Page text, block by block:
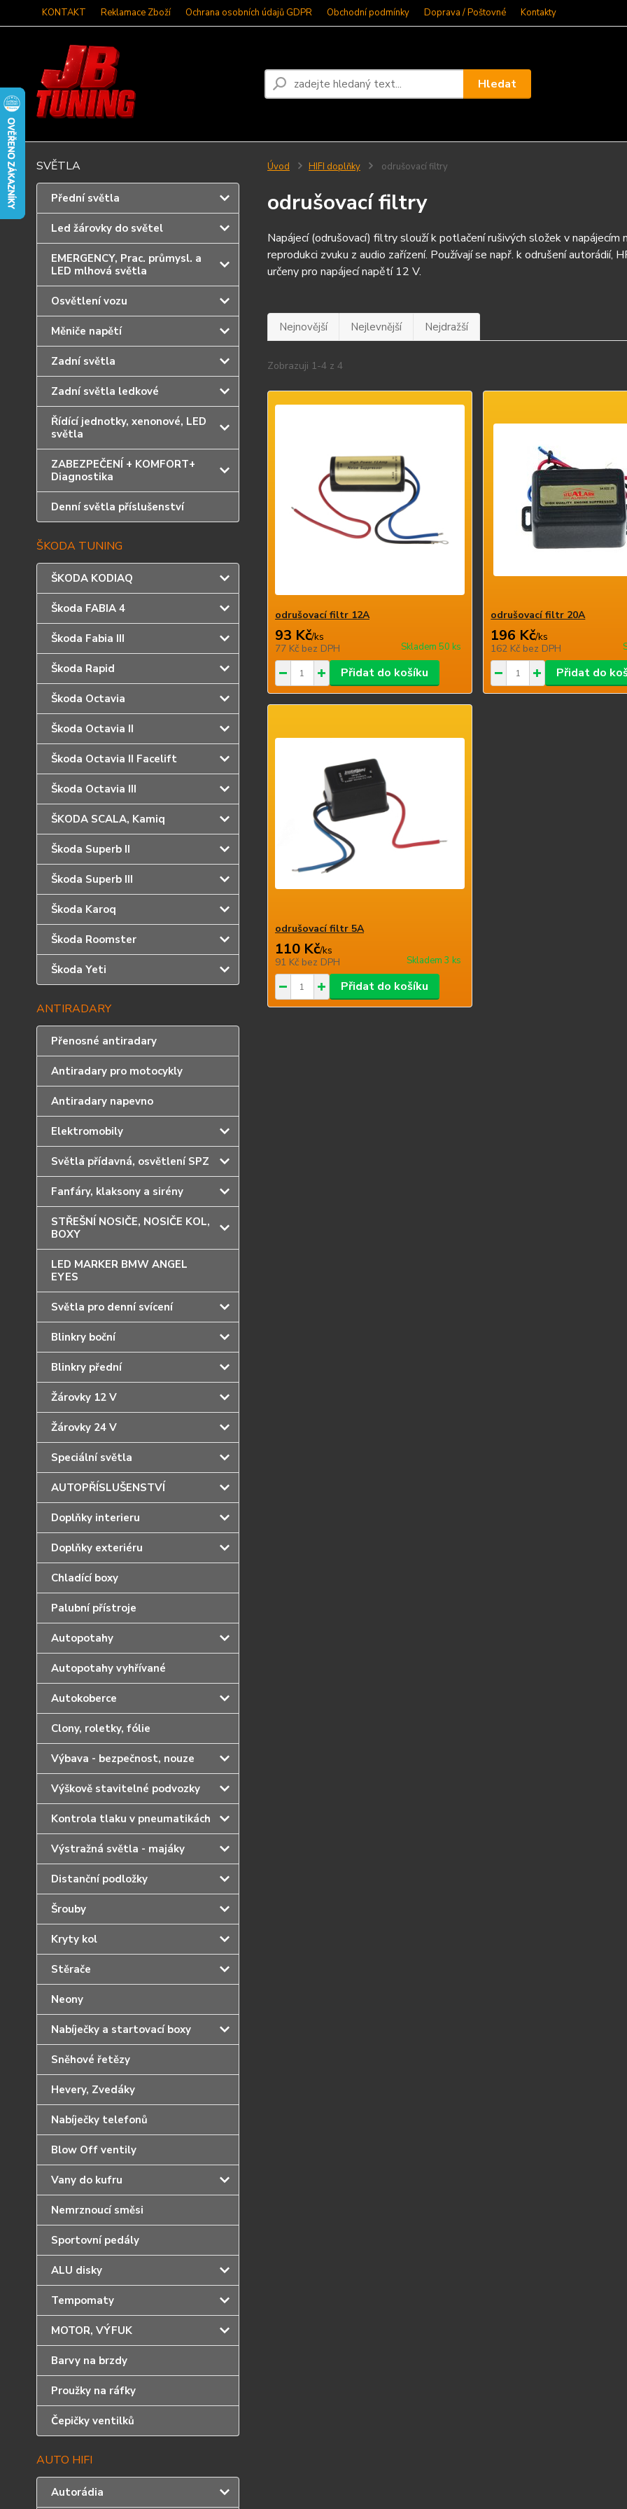
KONTAKT Reklamace Zboží Ochrana osobních údajů GDPR Obchodní podmínky Doprava / Poštovné Kontakty
Hledat
SVĚTLA
Přední světla
Led žárovky do světel
EMERGENCY, Prac. průmysl. a
LED mlhová světla
Osvětlení vozu
Měniče napětí
Zadní světla
Zadní světla ledkové
Řídící jednotky, xenonové, LED
světla
ZABEZPEČENÍ + KOMFORT+
Diagnostika
Denní světla příslušenství
ŠKODA TUNING
ŠKODA KODIAQ
Škoda FABIA 4
Škoda Fabia III
Škoda Rapid
Škoda Octavia
Škoda Octavia II
Škoda Octavia II Facelift
Škoda Octavia III
ŠKODA SCALA, Kamiq
Škoda Superb II
Škoda Superb III
Škoda Karoq
Škoda Roomster
Škoda Yeti
ANTIRADARY
Přenosné antiradary
Antiradary pro motocykly
Antiradary napevno
Elektromobily
Světla přídavná, osvětlení SPZ
Fanfáry, klaksony a sirény
STŘEŠNÍ NOSIČE, NOSIČE KOL,
BOXY
LED MARKER BMW ANGEL
EYES
Světla pro denní svícení
Blinkry boční
Blinkry přední
Žárovky 12 V
Žárovky 24 V
Speciální světla
AUTOPŘÍSLUŠENSTVÍ
Doplňky interieru
Doplňky exteriéru
Chladící boxy
Palubní přístroje
Autopotahy
Autopotahy vyhřívané
Autokoberce
Clony, roletky, fólie
Výbava - bezpečnost, nouze
Výškově stavitelné podvozky
Kontrola tlaku v pneumatikách
Výstražná světla - majáky
Distanční podložky
Šrouby
Kryty kol
Stěrače
Neony
Nabíječky a startovací boxy
Sněhové řetězy
Hevery, Zvedáky
Nabíječky telefonů
Blow Off ventily
Vany do kufru
Nemrznoucí směsi
Sportovní pedály
ALU disky
Tempomaty
MOTOR, VÝFUK
Barvy na brzdy
Proužky na ráfky
Čepičky ventilků
AUTO HIFI
Autorádia
Úvod HIFI doplňky odrušovací filtry
odrušovací filtry
Napájecí (odrušovací) filtry slouží k potlačení rušivých složek v
reprodukci zvuku z audio zařízení. Používají se např. k odrušení autorádií,
určeny pro napájecí napětí 12 V.
Nejnovější Nejlevnější Nejdražší
Zobrazuji 1-4 z 4
odrušovací filtr 12A
93 Kč/ks
77 Kč bez DPH Skladem 50 ks
Přidat do košíku
odrušovací filtr 20A
196 Kč/ks
162 Kčbez DPH
Přidat do
odrušovací filtr 5A
110 Kč/ks
91 Kč bez DPH Skladem 3 ks
Přidat do košíku